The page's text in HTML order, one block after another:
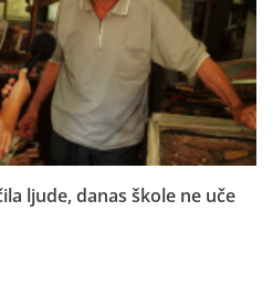
ljude, danas škole ne uče